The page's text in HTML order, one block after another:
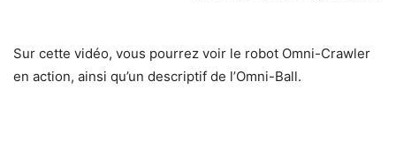
Sur cette vidéo, vous pourrez voir le robot Omni-Crawler
en action, ainsi qu’un descriptif de l’Omni-Ball.